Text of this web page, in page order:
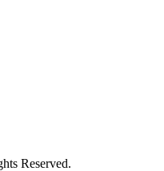
Reserved.